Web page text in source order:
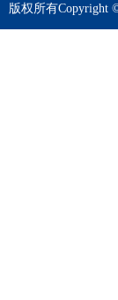
版权所有